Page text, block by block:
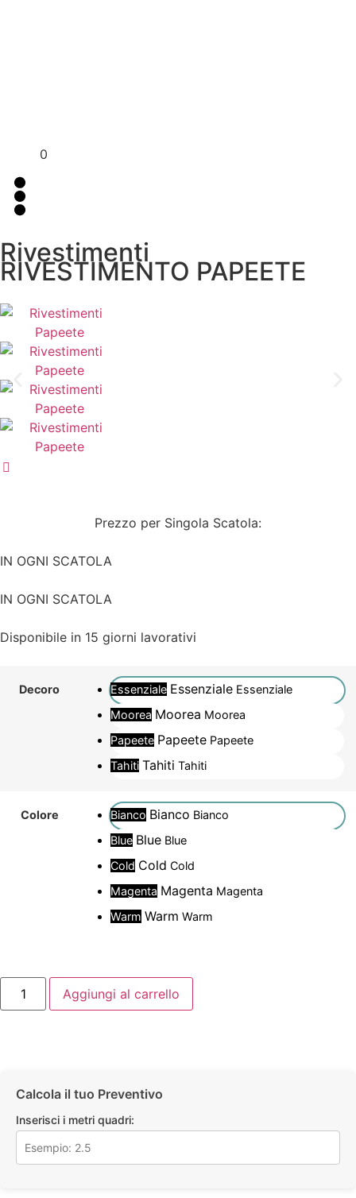
0
Rivestimenti
RIVESTIMENTO PAPEETE
Prezzo per Singola Scatola:
IN OGNI SCATOLA
IN OGNI SCATOLA
Disponibile in 15 giorni lavorativi
Decoro Essenziale Essenziale Essenziale
Moorea Moorea Moorea
Papeete Papeete Papeete
Tahiti Tahiti Tahiti
Colore Bianco Bianco Bianco
Blue Blue Blue
Cold Cold Cold
Magenta Magenta Magenta
Warm Warm Warm
Aggiungi al carrello
Calcola il tuo Preventivo
Inserisci i metri quadri: